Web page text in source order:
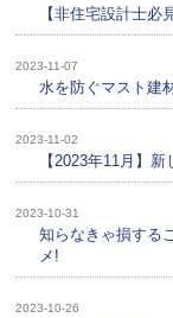
【非住宅設計士必
2023-11-07
水を防ぐマスト建
2023-11-02
【2023年11月】
2023-10-31
知らなきゃ損する
メ!
2023-10-26